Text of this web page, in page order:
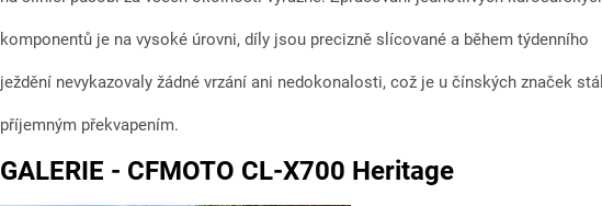
komponentů je na vysoké úrovni, díly jsou precizně slícované a během týdenního
ježdění nevykazovaly žádné vrzání ani nedokonalosti, což je u čínských značek
příjemným překvapením.
GALERIE - CFMOTO CL-X700 Heritage